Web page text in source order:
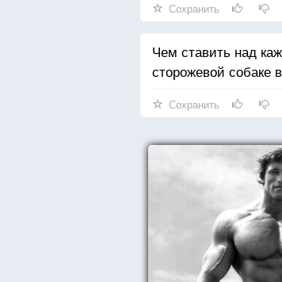
Сохранить
Чем ставить над
сторожевой собаке
Сохранить